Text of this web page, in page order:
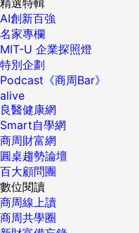
AI創新百強
名家專欄
MIT-U 企業探照燈
特別企劃
Podcast《商周Bar》
alive
良醫健康網
Smart自學網
商周財富網
圓桌趨勢論壇
百大顧問團
數位閱讀
商周線上讀
商周共學圈